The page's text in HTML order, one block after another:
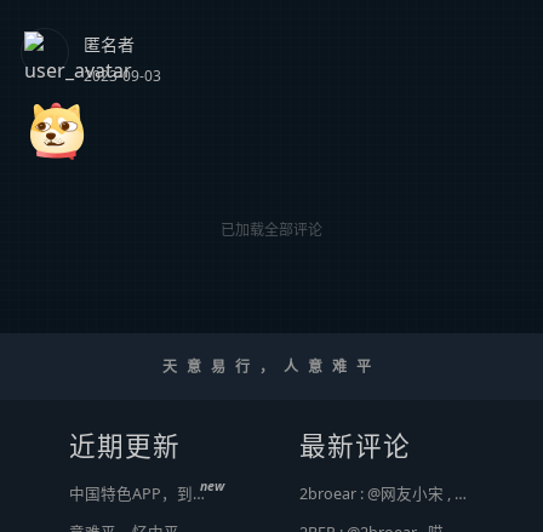
匿名者
2023-09-03
已加载全部评论
天意易行，人意难平
近期更新
中国特色APP，到底谁来治？new
最新评论
2broear : @网友小宋 , 太真实了，都跑去用国外版 [ Emoji Image ]